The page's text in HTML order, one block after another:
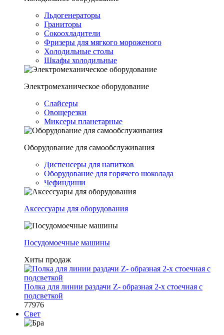
Льдогенераторы
Граниторы
Сокоохладители
Фризеры для мягкого мороженого
Холодильные столы
Шкафы холодильные
Электромеханическое оборудование
Слайсеры
Овощерезки
Миксеры планетарные
Оборудование для самообслуживания
Диспенсеры для напитков
Оборудование для горячего шоколада
Чефиндиши
Аксессуары для оборудования
Посудомоечные машины
Хиты продаж
Полка для линии раздачи Z- образная 2-х стоечная с
подсветкой
77976
Свет